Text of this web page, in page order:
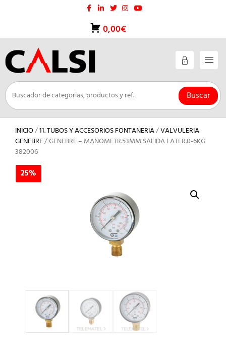
0,00€
Buscar
INICIO/11. TUBOS Y ACCESORIOS FONTANERIA/VALVULERIA
GENEBRE/ GENEBRE – MANOMETR.53MM SALIDA LATER.0-6KG
382006
25%
25%